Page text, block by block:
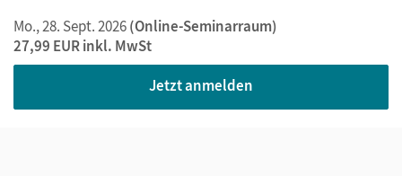
Mo., 28. Sept. 2026(Online-Seminarraum)
27,99 EURinkl. MwSt
Jetzt anmelden